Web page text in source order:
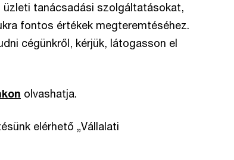
tanácsadási szolgáltatásokat,
fontos értékek megteremtéséhez.
cégünkről, kérjük, látogasson el
olvashatja.
elérhető „Vállalati